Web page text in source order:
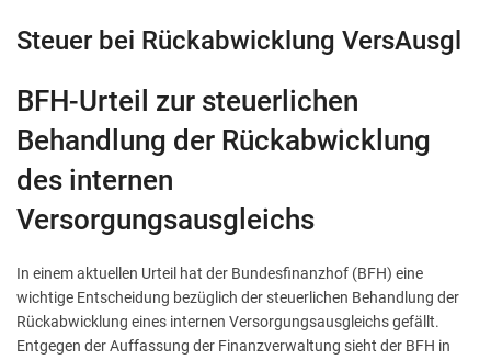
Steuer bei Rückabwicklung VersAusgl
BFH-Urteil zur steuerlichen
Behandlung der Rückabwicklung
des internen
Versorgungsausgleichs
In einem aktuellen Urteil hat der Bundesfinanzhof (BFH) eine
wichtige Entscheidung bezüglich der steuerlichen Behandlung der
Rückabwicklung eines internen Versorgungsausgleichs gefällt.
Entgegen der Auffassung der Finanzverwaltung sieht der BFH in